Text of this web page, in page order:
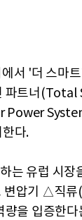
서 '더 스마
파트너
다.
는 유럽 시장
압기 △직류
량을 입증한